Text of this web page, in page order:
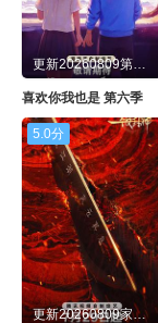
20260715后花
20260718纯享
20260720直拍
20260722后花
20260724第
20260727直拍
20260729歌手
更新20260809第10期陪看
喜欢你我也是 第六季
5.0分
更新20260809家常菜第2期